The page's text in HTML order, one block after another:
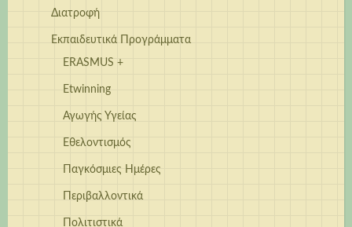
Διατροφή
Εκπαιδευτικά Προγράμματα
ERASMUS +
Etwinning
Αγωγής Υγείας
Εθελοντισμός
Παγκόσμιες Ημέρες
Περιβαλλοντικά
Πολιτιστικά